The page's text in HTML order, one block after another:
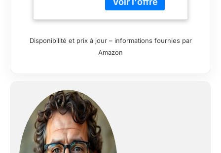
une sensation de
pendant la marche et
deux poches
personnalité de bas
en haut. Cette veste
en cuir pour homme
se compose de
Disponibilité et prix à jour – informations fournies par
Amazon